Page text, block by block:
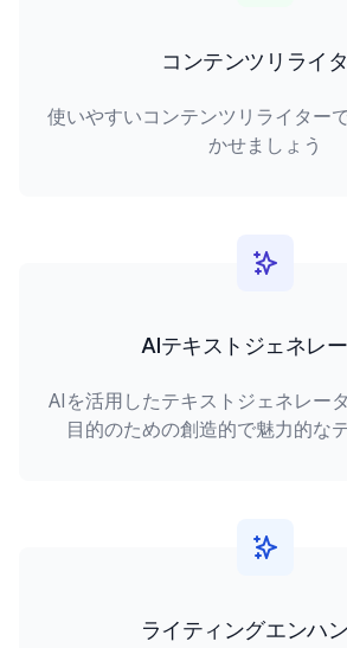
コンテンツリライ
使いやすいコンテンツリライター
かせましょう
AIテキストジェネレ
AIを活用したテキストジェネレー
目的のための創造的で魅力的な
ライティングエンハ